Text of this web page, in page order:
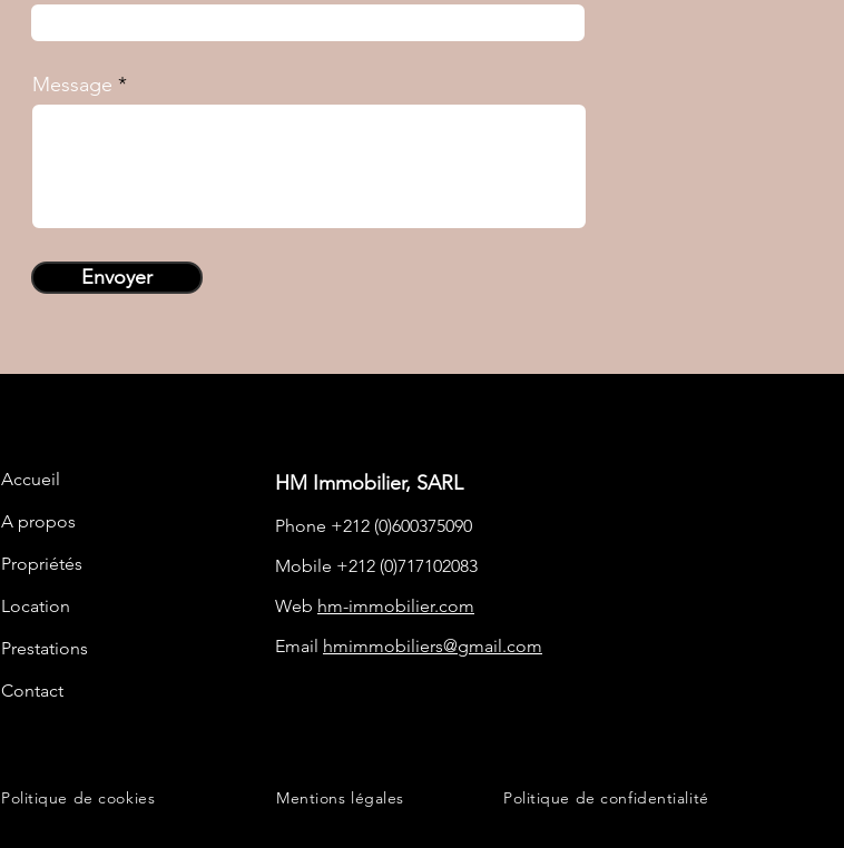
Message
Envoyer
Accueil
A propos
Propriétés
Location
Prestations
Contact
HM Immobilier, SARL
Phone +212 (0)600375090
Mobile +212 (0)717102083
Web hm-immobilier.com
Email hmimmobiliers@gmail.com
Politique de cookies Mentions légales Politique de confidentialité